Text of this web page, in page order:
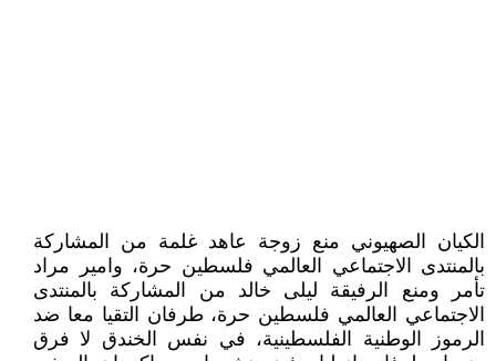
الكيان الصهيوني منع زوجة عاهد غلمة من المشاركة
بالمنتدى الاجتماعي العالمي فلسطين حرة، وامير مراد
تأمر ومنع الرفيقة ليلى خالد من المشاركة بالمنتدى
الاجتماعي العالمي فلسطين حرة، طرفان التقيا معا ضد
الرموز الوطنية الفلسطينية، في نفس الخندق لا فرق